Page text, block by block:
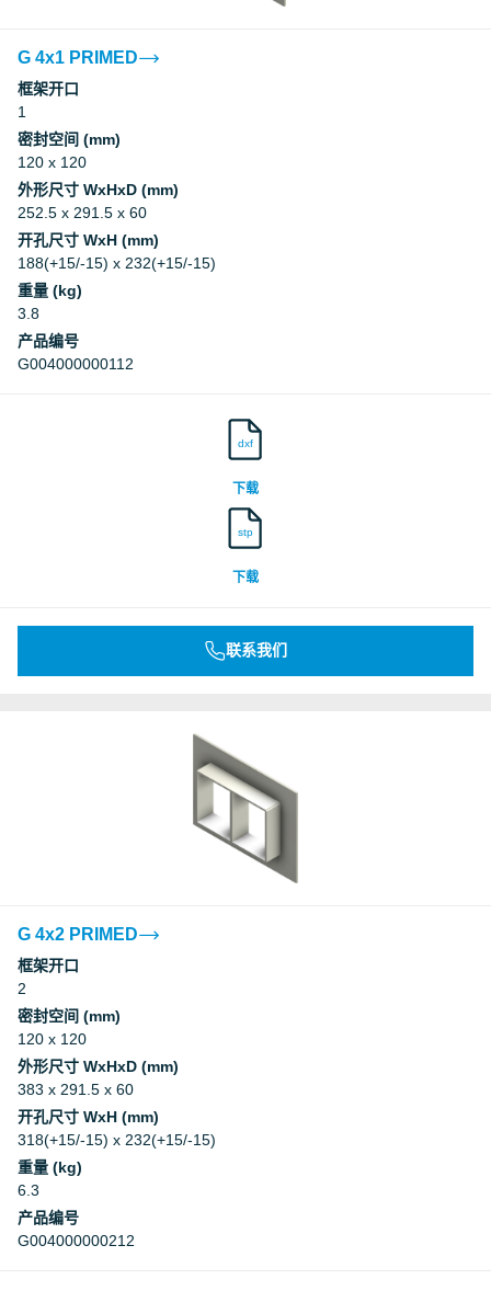
G 4x1 PRIMED
框架开口
1
密封空间 (mm)
120 x 120
外形尺寸 WxHxD (mm)
252.5 x 291.5 x 60
开孔尺寸 WxH (mm)
188(+15/-15) x 232(+15/-15)
重量 (kg)
3.8
产品编号
G004000000112
dxf
下载
stp
下载
联系我们
G 4x2 PRIMED
框架开口
2
密封空间 (mm)
120 x 120
外形尺寸 WxHxD (mm)
383 x 291.5 x 60
开孔尺寸 WxH (mm)
318(+15/-15) x 232(+15/-15)
重量 (kg)
6.3
产品编号
G004000000212